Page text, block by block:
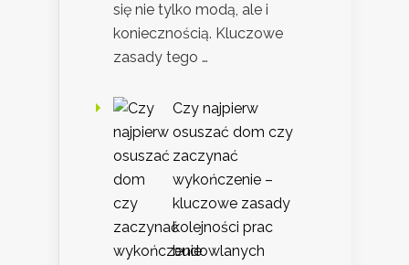
się nie tylko modą, ale i
koniecznością. Kluczowe
zasady tego …
Czy najpierw
osuszać dom czy
zaczynać
wykończenie –
kluczowe zasady
kolejności prac
budowlanych